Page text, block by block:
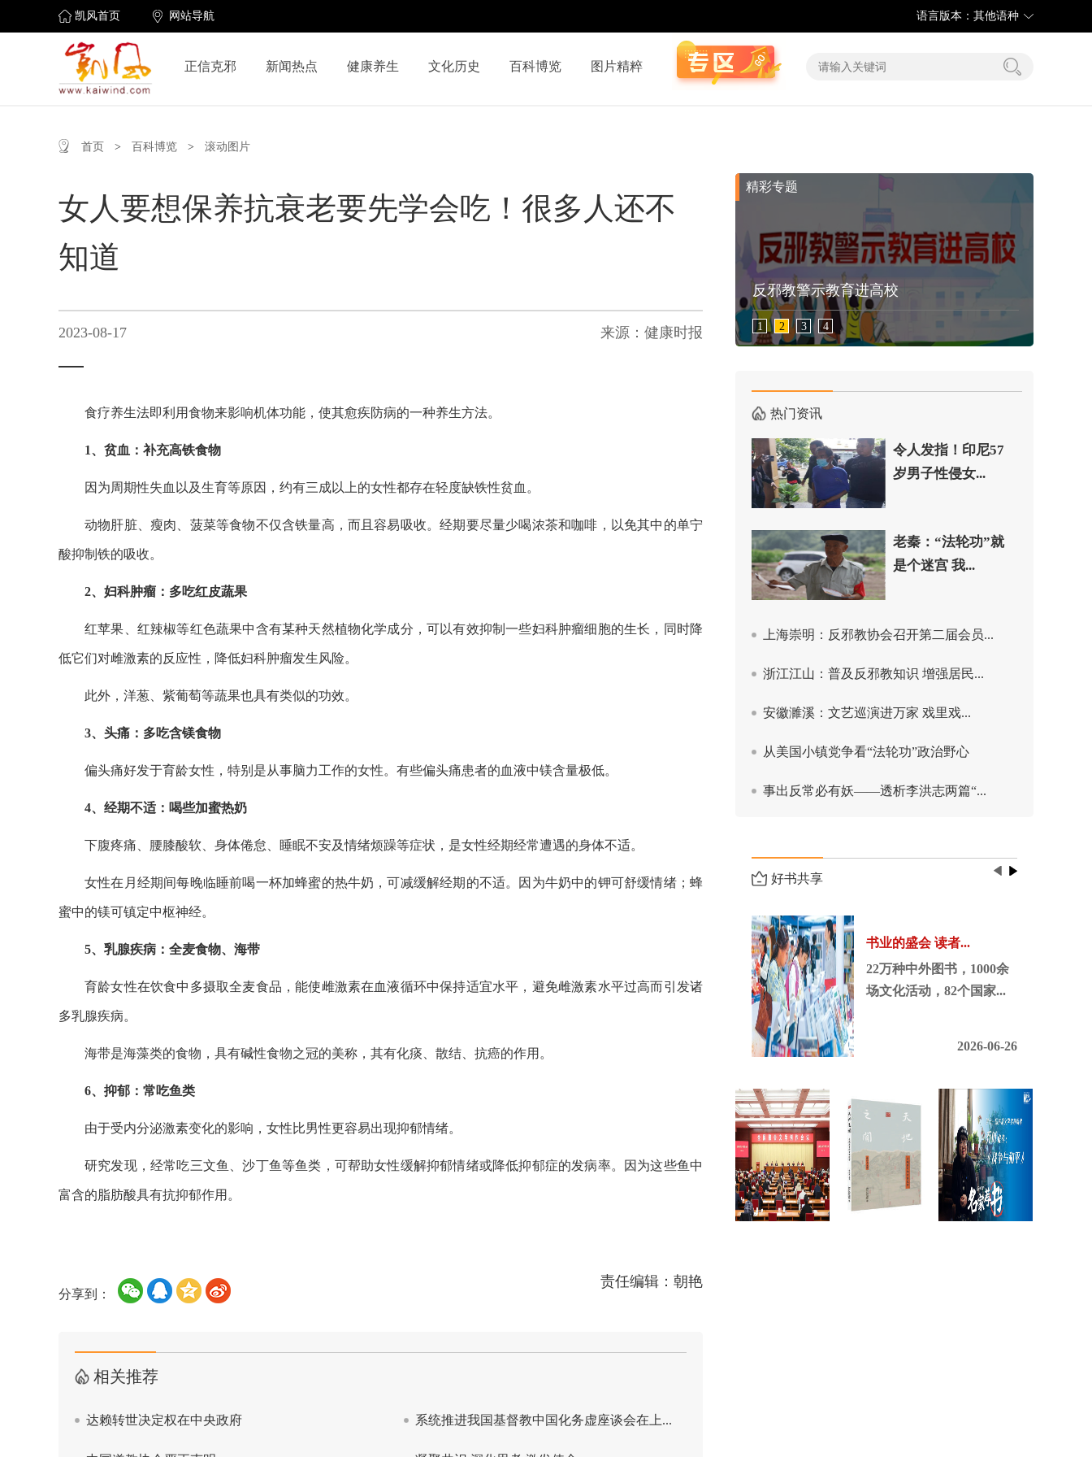
凯风首页 网站导航 语言版本：其他语种
正信克邪 新闻热点 健康养生 文化历史 百科博览 图片精粹
首页 > 百科博览 > 滚动图片
女人要想保养抗衰老要先学会吃！很多人还不
知道
2023-08-17 来源：健康时报
食疗养生法即利用食物来影响机体功能，使其愈疾防病的一种养生方法。
1、贫血：补充高铁食物
因为周期性失血以及生育等原因，约有三成以上的女性都存在轻度缺铁性贫血。
动物肝脏、瘦肉、菠菜等食物不仅含铁量高，而且容易吸收。经期要尽量少喝浓茶和咖啡，以免其中的单宁
酸抑制铁的吸收。
2、妇科肿瘤：多吃红皮蔬果
红苹果、红辣椒等红色蔬果中含有某种天然植物化学成分，可以有效抑制一些妇科肿瘤细胞的生长，同时降
低它们对雌激素的反应性，降低妇科肿瘤发生风险。
此外，洋葱、紫葡萄等蔬果也具有类似的功效。
3、头痛：多吃含镁食物
偏头痛好发于育龄女性，特别是从事脑力工作的女性。有些偏头痛患者的血液中镁含量极低。
4、经期不适：喝些加蜜热奶
下腹疼痛、腰膝酸软、身体倦怠、睡眠不安及情绪烦躁等症状，是女性经期经常遭遇的身体不适。
女性在月经期间每晚临睡前喝一杯加蜂蜜的热牛奶，可减缓解经期的不适。因为牛奶中的钾可舒缓情绪；蜂
蜜中的镁可镇定中枢神经。
5、乳腺疾病：全麦食物、海带
育龄女性在饮食中多摄取全麦食品，能使雌激素在血液循环中保持适宜水平，避免雌激素水平过高而引发诸
多乳腺疾病。
海带是海藻类的食物，具有碱性食物之冠的美称，其有化痰、散结、抗癌的作用。
6、抑郁：常吃鱼类
由于受内分泌激素变化的影响，女性比男性更容易出现抑郁情绪。
研究发现，经常吃三文鱼、沙丁鱼等鱼类，可帮助女性缓解抑郁情绪或降低抑郁症的发病率。因为这些鱼中
富含的脂肪酸具有抗抑郁作用。
分享到：
责任编辑：朝艳